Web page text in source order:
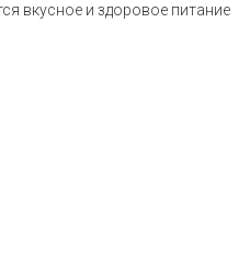
вкусное и здоровое питание